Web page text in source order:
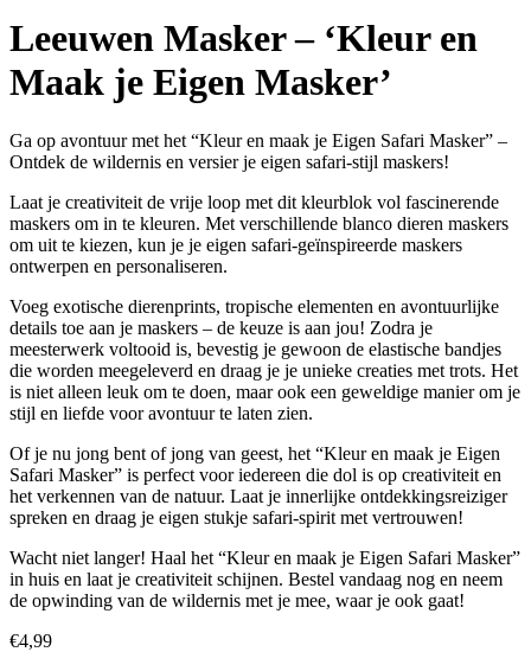
Leeuwen Masker – ‘Kleur en
Maak je Eigen Masker’
Ga op avontuur met het “Kleur en maak je Eigen Safari Masker” –
Ontdek de wildernis en versier je eigen safari-stijl maskers!
Laat je creativiteit de vrije loop met dit kleurblok vol fascinerende
maskers om in te kleuren. Met verschillende blanco dieren maskers
om uit te kiezen, kun je je eigen safari-geïnspireerde maskers
ontwerpen en personaliseren.
Voeg exotische dierenprints, tropische elementen en avontuurlijke
details toe aan je maskers – de keuze is aan jou! Zodra je
meesterwerk voltooid is, bevestig je gewoon de elastische bandjes
die worden meegeleverd en draag je je unieke creaties met trots. Het
is niet alleen leuk om te doen, maar ook een geweldige manier om je
stijl en liefde voor avontuur te laten zien.
Of je nu jong bent of jong van geest, het “Kleur en maak je Eigen
Safari Masker” is perfect voor iedereen die dol is op creativiteit en
het verkennen van de natuur. Laat je innerlijke ontdekkingsreiziger
spreken en draag je eigen stukje safari-spirit met vertrouwen!
Wacht niet langer! Haal het “Kleur en maak je Eigen Safari Masker”
in huis en laat je creativiteit schijnen. Bestel vandaag nog en neem
de opwinding van de wildernis met je mee, waar je ook gaat!
€4,99